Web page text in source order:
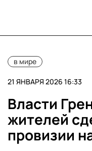
в мире
21 ЯНВАРЯ 2026 16:33
Власти
жителей
провизии